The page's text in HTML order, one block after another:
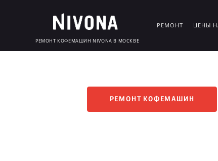
РЕМОНТ КОФЕМАШИН NIVONA В МОСКВЕ
РЕМОНТ ЦЕНЫ
РЕМОНТ КОФЕМАШИН